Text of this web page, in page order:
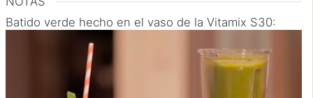
Batido verde hecho en el vaso de la Vitamix S30: